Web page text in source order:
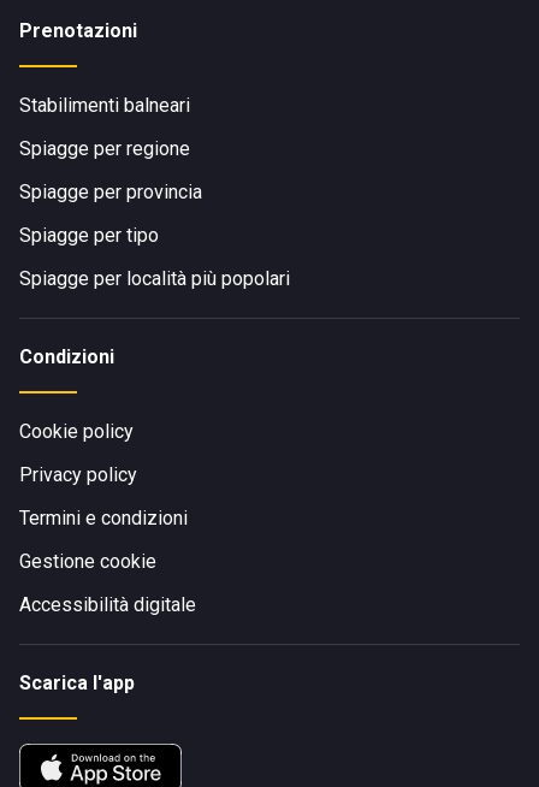
Prenotazioni
Stabilimenti balneari
Spiagge per regione
Spiagge per provincia
Spiagge per tipo
Spiagge per località più popolari
Condizioni
Cookie policy
Privacy policy
Termini e condizioni
Gestione cookie
Accessibilità digitale
Scarica l'app